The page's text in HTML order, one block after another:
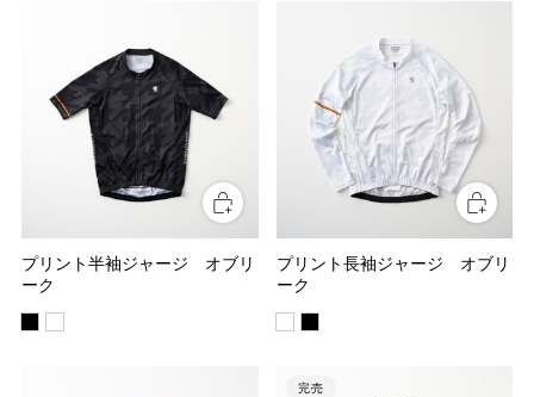
プリント半袖ジャージ オブリ
ーク
プリント長袖ジャージ オブリ
ーク
完売